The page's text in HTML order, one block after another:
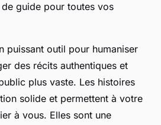
guide pour toutes vos
puissant outil pour humaniser
des récits authentiques et
plus vaste. Les histoires
solide et permettent à votre
à vous. Elles sont une